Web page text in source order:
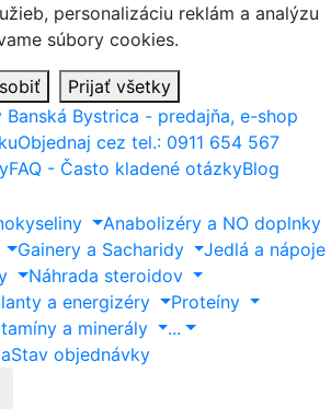
personalizáciu reklám a analýzu
súbory cookies.
Prijať všetky
Bystrica - predajňa, e-shop
Objednaj cez tel.: 0911 654 567
FAQ - Často kladené otázkyBlog
Anabolizéry a NO doplnky
Gainery a Sacharidy
Jedlá a nápoje
Náhrada steroidov
a energizéry
Proteíny
a minerály
...
Stav objednávky